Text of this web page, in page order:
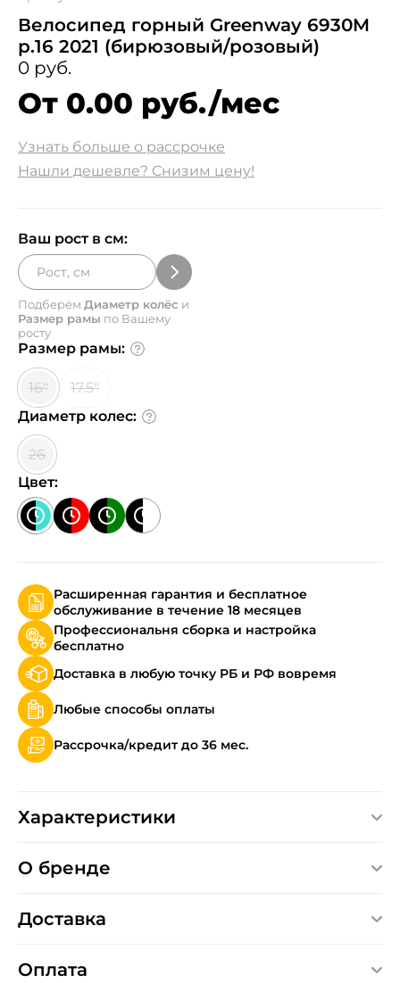
Велосипед горный Greenway 6930M
р.16 2021 (бирюзовый/розовый)
0 руб.
От 0.00 руб./мес
Узнать больше о рассрочке
Нашли дешевле? Снизим цену!
Ваш рост в см:
Подберём Диаметр колёс и
Размер рамы по Вашему
росту
Размер рамы:
16"
17.5"
Диаметр колес:
26
Цвет:
Расширенная гарантия и бесплатное
обслуживание в течение 18 месяцев
Профессиональня сборка и настройка
бесплатно
Доставка в любую точку РБ и РФ вовремя
Любые способы оплаты
Рассрочка/кредит до 36 мес.
Характеристики
О бренде
Доставка
Оплата